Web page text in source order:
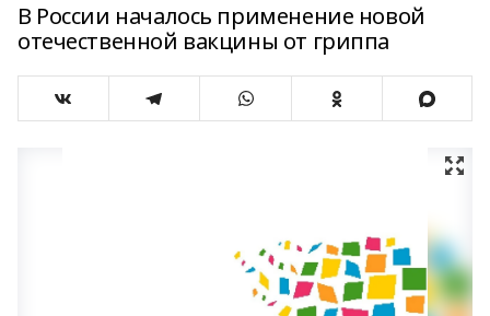
В России началось применение новой
отечественной вакцины от гриппа